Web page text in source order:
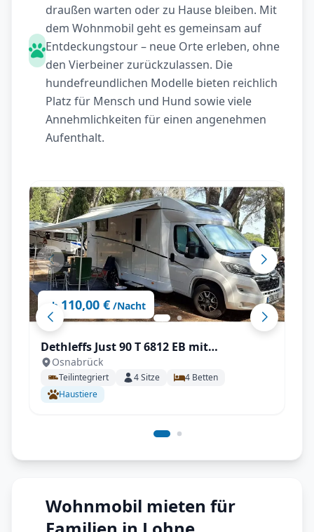
draußen warten oder zu Hause bleiben. Mit
dem Wohnmobil geht es gemeinsam auf
Entdeckungstour – neue Orte erleben, ohne
den Vierbeiner zurückzulassen. Die
hundefreundlichen Modelle bieten reichlich
Platz für Mensch und Hund sowie viele
Annehmlichkeiten für einen angenehmen
Aufenthalt.
ab 110,00 € /Nacht
Dethleffs Just 90 T 6812 EB mit
Klimaanlage
Osnabrück
Teilintegriert 4Sitze 4 Betten
Haustiere
Wohnmobil mieten für